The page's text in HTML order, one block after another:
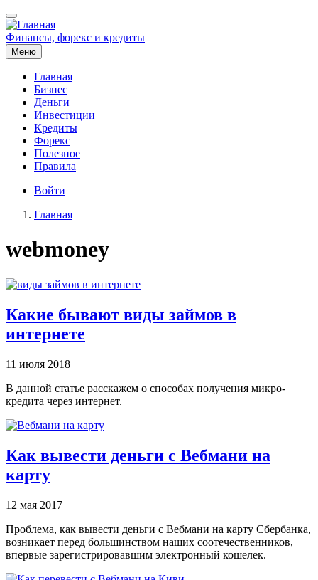
Перейти
к
основному
содержанию
Финансы, форекс и кредиты
Меню
Основная
навигация
Главная
Бизнес
Деньги
Инвестиции
Кредиты
Форекс
Полезное
Правила
Меню
записи
Войти
навигации
Главная
webmoney
Какие бывают виды займов в
интернете
11 июля 2018
В данной статье расскажем о способах получения микро-
кредита через интернет.
Как вывести деньги с Вебмани на
карту
12 мая 2017
Проблема, как вывести деньги с Вебмани на карту Сбербанка,
возникает перед большинством наших соотечественников,
впервые зарегистрировавшим электронный кошелек.